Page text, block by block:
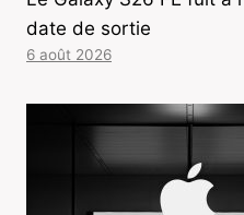
date de sortie
6 août 2026